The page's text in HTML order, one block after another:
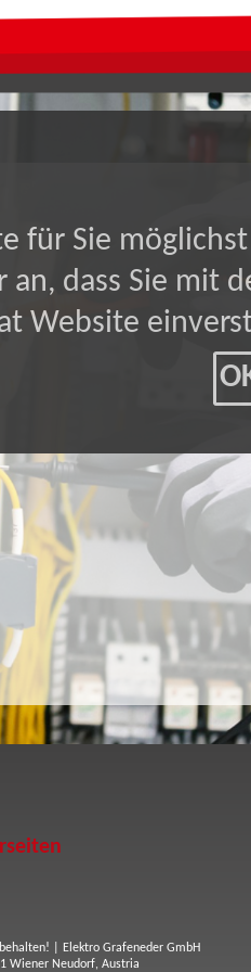
für Sie
dass Sie mit
Website
|
Elektro Grafeneder GmbH
Wiener Neudorf, Austria